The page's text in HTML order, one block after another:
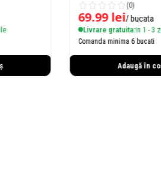
(0)
69.99lei/ bucata
Livrare gratuita:in 1 - 3 zile
Comanda minima 6 bucati
Adaugă în coș